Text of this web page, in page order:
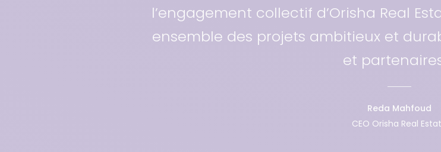
l’engagement collectif d’Orisha Real
ensemble des projets ambitieux et
et
Reda Mahfoud
CEO Orisha Real